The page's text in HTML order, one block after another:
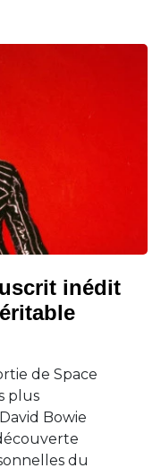
inédit
de Space
plus
Bowie
du